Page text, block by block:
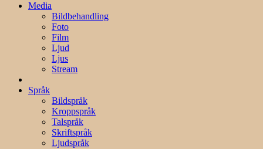
Media
Bildbehandling
Foto
Film
Ljud
Ljus
Stream
Språk
Bildspråk
Kroppspråk
Talspråk
Skriftspråk
Ljudspråk